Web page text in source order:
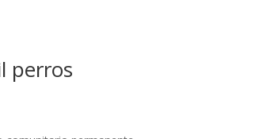
perros